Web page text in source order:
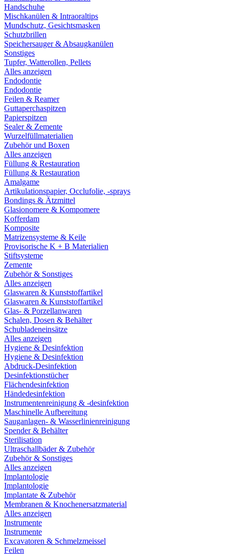
Handschuhe
Mischkanülen & Intraoraltips
Mundschutz, Gesichtsmasken
Schutzbrillen
Speichersauger & Absaugkanülen
Sonstiges
Tupfer, Watterollen, Pellets
Alles anzeigen
Endodontie
Endodontie
Feilen & Reamer
Guttaperchaspitzen
Papierspitzen
Sealer & Zemente
Wurzelfüllmaterialien
Zubehör und Boxen
Alles anzeigen
Füllung & Restauration
Füllung & Restauration
Amalgame
Artikulationspapier, Occlufolie, -sprays
Bondings & Ätzmittel
Glasionomere & Kompomere
Kofferdam
Komposite
Matrizensysteme & Keile
Provisorische K + B Materialien
Stiftsysteme
Zemente
Zubehör & Sonstiges
Alles anzeigen
Glaswaren & Kunststoffartikel
Glaswaren & Kunststoffartikel
Glas- & Porzellanwaren
Schalen, Dosen & Behälter
Schubladeneinsätze
Alles anzeigen
Hygiene & Desinfektion
Hygiene & Desinfektion
Abdruck-Desinfektion
Desinfektionstücher
Flächendesinfektion
Händedesinfektion
Instrumentenreinigung & -desinfektion
Maschinelle Aufbereitung
Sauganlagen- & Wasserlinienreinigung
Spender & Behälter
Sterilisation
Ultraschallbäder & Zubehör
Zubehör & Sonstiges
Alles anzeigen
Implantologie
Implantologie
Implantate & Zubehör
Membranen & Knochenersatzmaterial
Alles anzeigen
Instrumente
Instrumente
Excavatoren & Schmelzmeissel
Feilen